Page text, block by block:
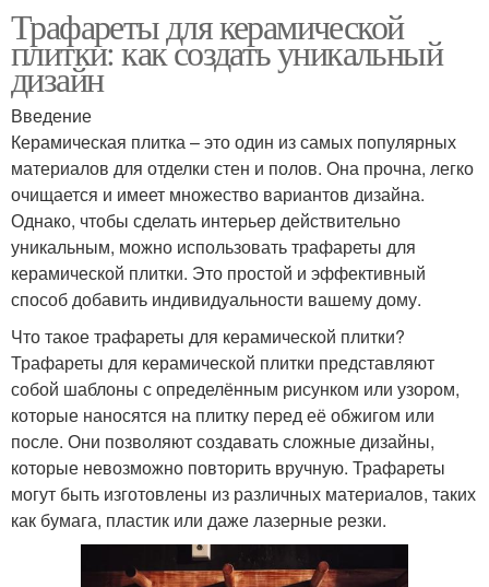
Трафареты для керамической
плитки: как создать уникальный
дизайн
Введение
Керамическая плитка – это один из самых популярных
материалов для отделки стен и полов. Она прочна, легко
очищается и имеет множество вариантов дизайна.
Однако, чтобы сделать интерьер действительно
уникальным, можно использовать трафареты для
керамической плитки. Это простой и эффективный
способ добавить индивидуальности вашему дому.
Что такое трафареты для керамической плитки?
Трафареты для керамической плитки представляют
собой шаблоны с определённым рисунком или узором,
которые наносятся на плитку перед её обжигом или
после. Они позволяют создавать сложные дизайны,
которые невозможно повторить вручную. Трафареты
могут быть изготовлены из различных материалов, таких
как бумага, пластик или даже лазерные резки.